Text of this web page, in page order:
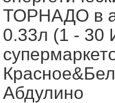
ТОРНАДО в
0.33л (1 - 30
Абдулино